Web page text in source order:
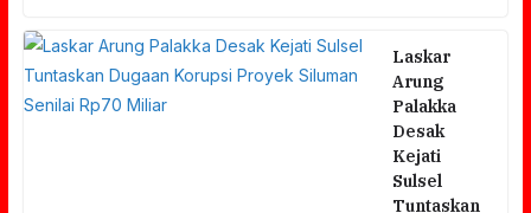
Laskar
Arung
Palakka
Desak
Kejati
Sulsel
Tuntaskan